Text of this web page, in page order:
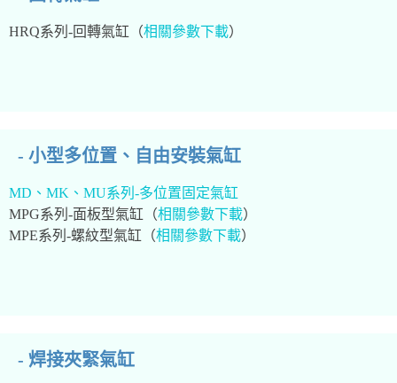
HRQ系列-回轉氣缸（相關參數下載）
- 小型多位置、自由安裝氣缸
MD、MK、MU系列-多位置固定氣缸
MPG系列-面板型氣缸（相關參數下載）
MPE系列-螺紋型氣缸（相關參數下載）
- 焊接夾緊氣缸